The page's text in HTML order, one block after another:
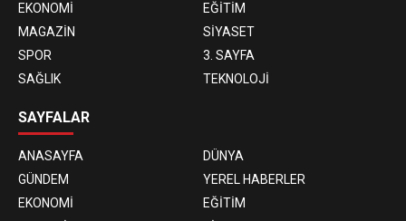
EKONOMİ
EĞİTİM
MAGAZİN
SİYASET
SPOR
3. SAYFA
SAĞLIK
TEKNOLOJİ
SAYFALAR
ANASAYFA
DÜNYA
GÜNDEM
YEREL HABERLER
EKONOMİ
EĞİTİM